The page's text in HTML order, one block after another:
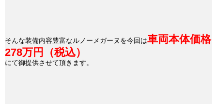
そんな装備内容豊富なルノーメガーヌを今回は車両本体価格
278万円（税込）
にて御提供させて頂きます。